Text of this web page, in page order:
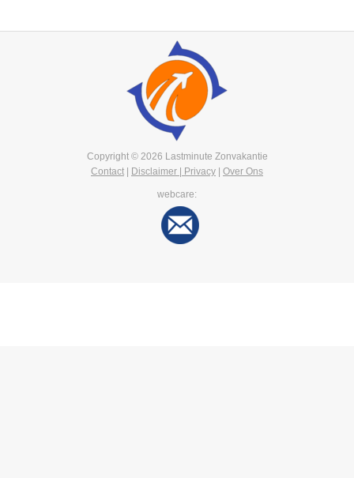
Copyright © 2026 Lastminute Zonvakantie
Contact
Disclaimer | Privacy Over Ons
webcare: